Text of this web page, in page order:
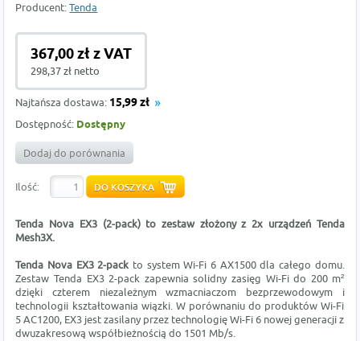
Producent:Tenda
367,00 zł z VAT
298,37 zł netto
Najtańsza dostawa: 15,99 zł
Dostępność: Dostępny
Dodaj do porównania
Ilość:
Tenda Nova EX3 (2-pack) to zestaw złożony z 2x urządzeń Tenda
Mesh3X.
Tenda Nova EX3 2-pack to system Wi-Fi 6 AX1500 dla całego domu.
Zestaw Tenda EX3 2-pack zapewnia solidny zasięg Wi-Fi do 200 m²
dzięki czterem niezależnym wzmacniaczom bezprzewodowym i
technologii kształtowania wiązki. W porównaniu do produktów Wi-Fi
5 AC1200, EX3 jest zasilany przez technologię Wi-Fi 6 nowej generacji z
dwuzakresową współbieżnością do 1501 Mb/s.